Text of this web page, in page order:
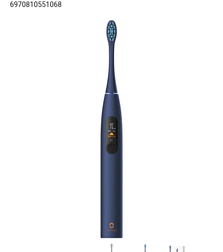
6970810551068